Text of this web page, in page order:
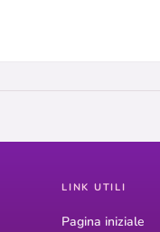
LINK UTILI
Pagina iniziale